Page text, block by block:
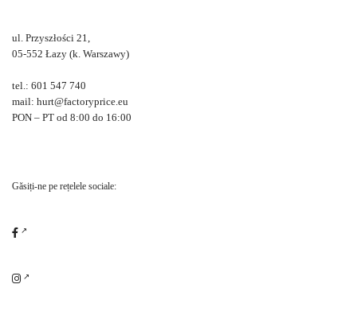
ul. Przyszłości 21,
05-552 Łazy (k. Warszawy)
tel.: 601 547 740
mail: hurt@factoryprice.eu
PON – PT od 8:00 do 16:00
Găsiți-ne pe rețelele sociale: